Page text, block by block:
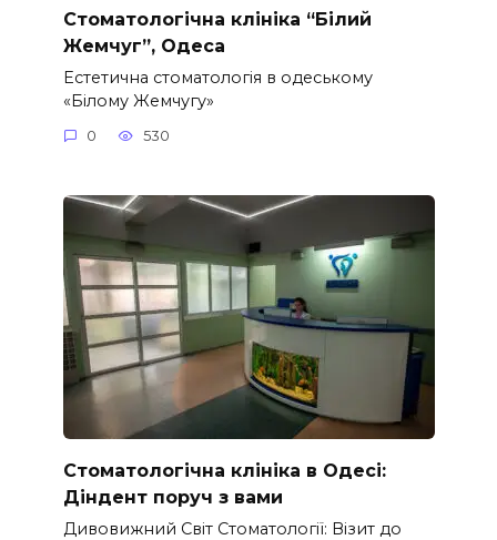
Стоматологічна клініка “Білий
Жемчуг”, Одеса
Естетична стоматологія в одеському
«Білому Жемчугу»
0 530
Стоматологічна клініка в Одесі:
Діндент поруч з вами
Дивовижний Світ Стоматології: Візит до